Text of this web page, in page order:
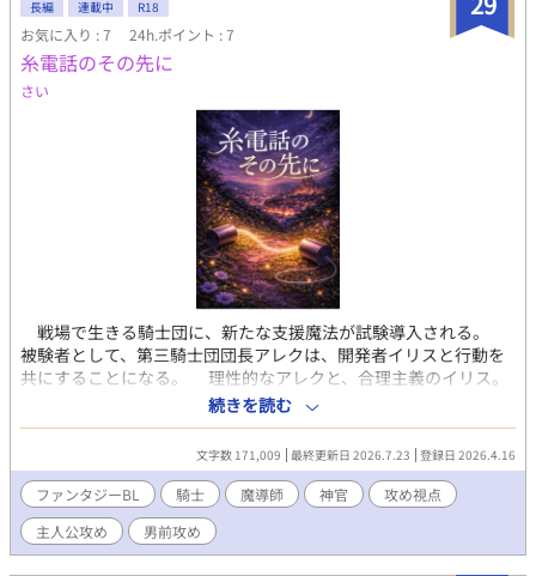
長編 連載中 R18
お気に入り : 7 24h.ポイント : 7
糸電話のその先に
さい
戦場で生きる騎士団に、新たな支援魔法が試験導入される。
被験者として、第三騎士団団長アレクは、開発者イリスと行動を
共にすることになる。 理性的なアレクと、合理主義のイリス。
二人の関係は、合理の上で成立した。 だが、完璧な信仰を持
つ神官ノエルの登場により、その均衡はゆっくりと崩れ始める。
理性で制御が効かない感情。 合理では説明できない選択。
平等であるはずの愛。 三人の関係は、やがて誰一人引き返せ
ない領域に進んでいく。 欲のある騎士と、それを知らない魔導
師。そしてそれが許されない神官の話。 言葉より先に、感情が
伝わる支援魔法。それに翻弄され、また利用する。 登場人物た
ちの愛は重めです。 感想などいただければ、励みになります。
続きを読む
文字数 171,009 最終更新日 2026.7.23 登録日 2026.4.16
ファンタジーBL 騎士 魔導師 神官
攻め視点
主人公攻め
男前攻め